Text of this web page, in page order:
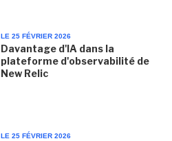
LE 25 FÉVRIER 2026
Davantage d'IA dans la
plateforme d'observabilité de
New Relic
LE 25 FÉVRIER 2026